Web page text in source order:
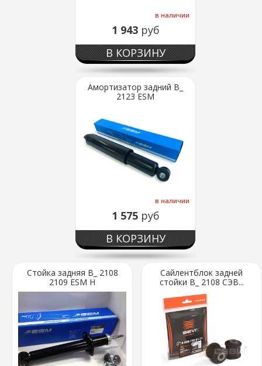
в наличии
1 943 руб
В КОРЗИНУ
Амортизатор задний В_
2123 ESM
в наличии
1 575 руб
В КОРЗИНУ
Стойка задняя В_ 2108
2109 ESM Н
Сайлентблок задней
стойки В_ 2108 СЭВ...